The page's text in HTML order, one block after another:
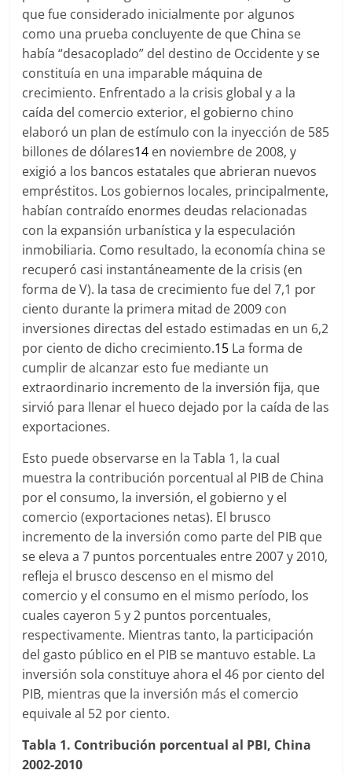
que fue considerado inicialmente por algunos
como una prueba concluyente de que China se
había “desacoplado” del destino de Occidente y se
constituía en una imparable máquina de
crecimiento. Enfrentado a la crisis global y a la
caída del comercio exterior, el gobierno chino
elaboró un plan de estímulo con la inyección de 585
billones de dólares14 en noviembre de 2008, y
exigió a los bancos estatales que abrieran nuevos
empréstitos. Los gobiernos locales, principalmente,
habían contraído enormes deudas relacionadas
con la expansión urbanística y la especulación
inmobiliaria. Como resultado, la economía china se
recuperó casi instantáneamente de la crisis (en
forma de V). la tasa de crecimiento fue del 7,1 por
ciento durante la primera mitad de 2009 con
inversiones directas del estado estimadas en un 6,2
por ciento de dicho crecimiento.15 La forma de
cumplir de alcanzar esto fue mediante un
extraordinario incremento de la inversión fija, que
sirvió para llenar el hueco dejado por la caída de las
exportaciones.
Esto puede observarse en la Tabla 1, la cual
muestra la contribución porcentual al PIB de China
por el consumo, la inversión, el gobierno y el
comercio (exportaciones netas). El brusco
incremento de la inversión como parte del PIB que
se eleva a 7 puntos porcentuales entre 2007 y 2010,
refleja el brusco descenso en el mismo del
comercio y el consumo en el mismo período, los
cuales cayeron 5 y 2 puntos porcentuales,
respectivamente. Mientras tanto, la participación
del gasto público en el PIB se mantuvo estable. La
inversión sola constituye ahora el 46 por ciento del
PIB, mientras que la inversión más el comercio
equivale al 52 por ciento.
Tabla 1. Contribución porcentual al PBI, China
2002-2010